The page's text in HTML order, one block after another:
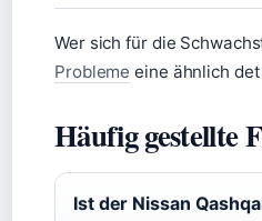
Wer sich für die
Probleme eine ähnlich
Häufig gestellte
Ist der Nissan